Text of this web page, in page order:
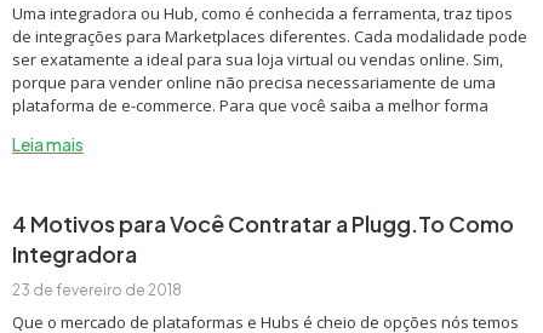
Uma integradora ou Hub, como é conhecida a ferramenta, traz tipos
de integrações para Marketplaces diferentes. Cada modalidade pode
ser exatamente a ideal para sua loja virtual ou vendas online. Sim,
porque para vender online não precisa necessariamente de uma
plataforma de e-commerce. Para que você saiba a melhor forma
Leia mais
4 Motivos para Você Contratar a Plugg.To Como
Integradora
23 de fevereiro de 2018
Que o mercado de plataformas e Hubs é cheio de opções nós temos